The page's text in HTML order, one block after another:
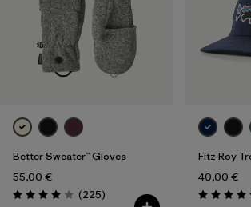
Better Sweater™ Gloves
55,00 €
Évaluation: 4.0 / 5
(225Avis
)
Fitz Roy
40,00 €
Évaluation: